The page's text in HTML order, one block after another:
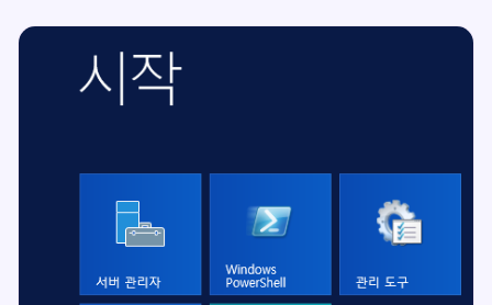
없는것입니다.원격 데스크탑 조작 가능한 그룹에
추가하기원격 조작 권한을 가지려면 해당 접근 사용자가
Remote Desktop Users 그룹이거나 Administrators
그룹에 속해 있어야 합니다. 사용자가 원격 데스크탑에